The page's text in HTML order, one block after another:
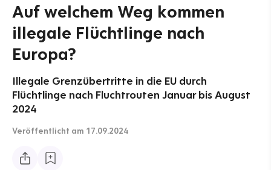
Auf welchem Weg kommen
illegale Flüchtlinge nach
Europa?
Illegale Grenzübertritte in die EU durch
Flüchtlinge nach Fluchtrouten Januar bis August
2024
Veröffentlicht am 17.09.2024